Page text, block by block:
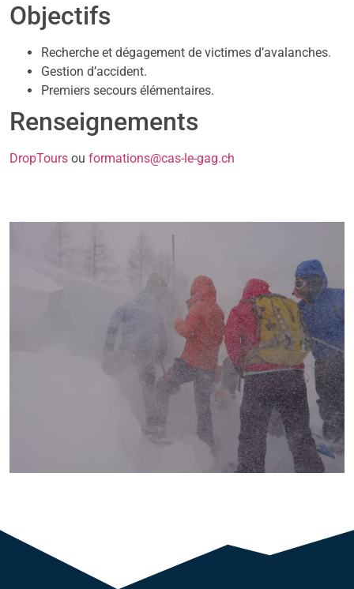
Objectifs
Recherche et dégagement de victimes d’avalanches.
Gestion d’accident.
Premiers secours élémentaires.
Renseignements
DropTours ou formations@cas-le-gag.ch